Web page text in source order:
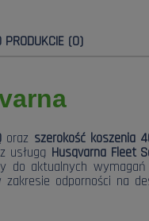
PRODUKCIE (0)
oraz szerokość koszenia
usługą Husqvarna Fleet
aktualnych wymagań
odporności na